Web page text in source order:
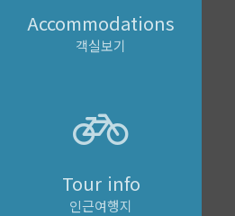
Accommodations
객실보기
Tour info
인근여행지